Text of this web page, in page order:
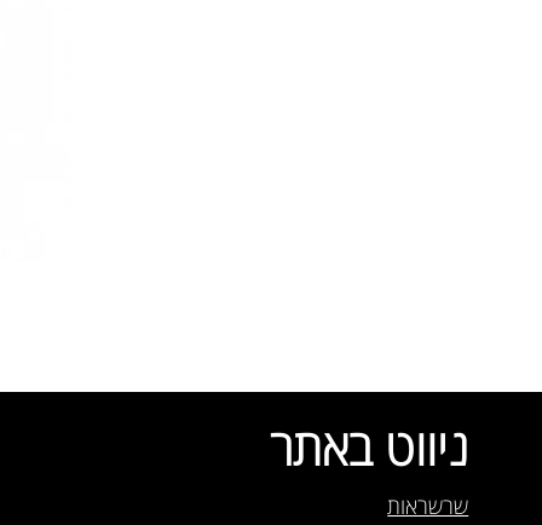
ניווט באתר
שרשראות